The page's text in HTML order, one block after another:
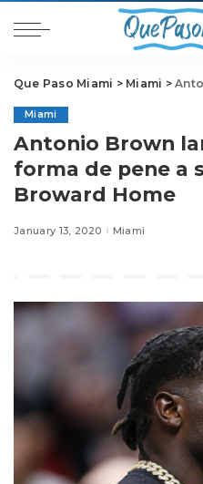
Que Paso Miami > Miami >Antonio
Miami
Antonio Brown
forma de pene a
Broward Home
January 13, 2020 Miami